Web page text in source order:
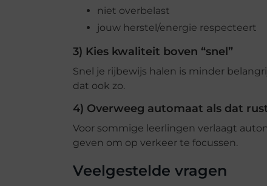
niet overbelast
jouw herstel/energie respecteert
3) Kies kwaliteit boven “snel”
Snel je rijbewijs halen is minder
dat ook zo.
4) Overweeg automaat als dat
Voor sommige leerlingen verlaagt
geven om op verkeer te focussen.
Veelgestelde vragen